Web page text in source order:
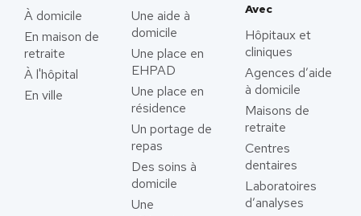
À domicile
En maison de
retraite
À l'hôpital
En ville
Une aide à
domicile
Une place en
EHPAD
Une place en
résidence
Un portage de
repas
Des soins à
domicile
Une
Avec
Hôpitaux et
cliniques
Agences d’aide
à domicile
Maisons de
retraite
Centres
dentaires
Laboratoires
d’analyses